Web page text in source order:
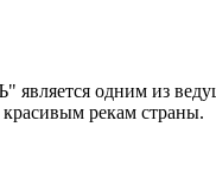
является одним из
рекам страны.